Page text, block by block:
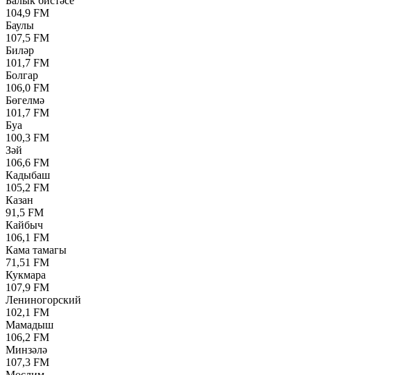
104,9 FM
Баулы
107,5 FM
Биләр
101,7 FM
Болгар
106,0 FM
Бөгелмә
101,7 FM
Буа
100,3 FM
Зәй
106,6 FM
Кадыбаш
105,2 FM
Казан
91,5 FM
Кайбыч
106,1 FM
Кама тамагы
71,51 FM
Кукмара
107,9 FM
Лениногорский
102,1 FM
Мамадыш
106,2 FM
Минзәлә
107,3 FM